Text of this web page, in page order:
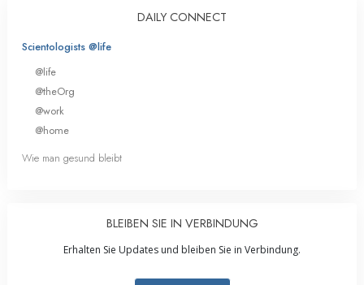
DAILY CONNECT
Scientologists @life
@life
@theOrg
@work
@home
Wie man gesund bleibt
BLEIBEN SIE IN VERBINDUNG
Erhalten Sie Updates und bleiben Sie in Verbindung.